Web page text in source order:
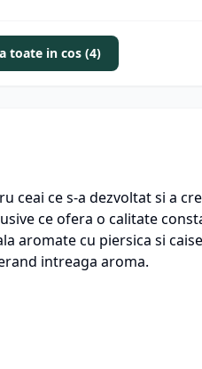
toate in cos (4)
ceai ce s-a dezvoltat si a
ce ofera o calitate
aromate cu piersica si
intreaga aroma.